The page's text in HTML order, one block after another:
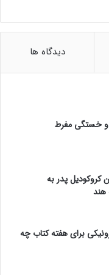
دیدگاه ها
و خستگی مفرط
کروکودیل پدر به
هند
برای هفته کتاب چه